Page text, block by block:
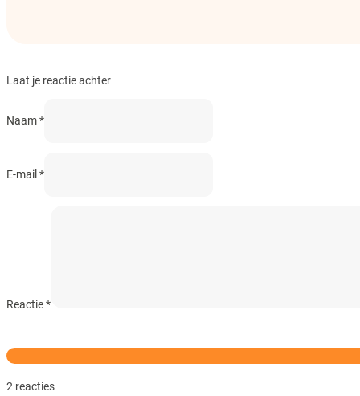
2 reacties
Laat je reactie achter
Naam *
E-mail *
Reactie*